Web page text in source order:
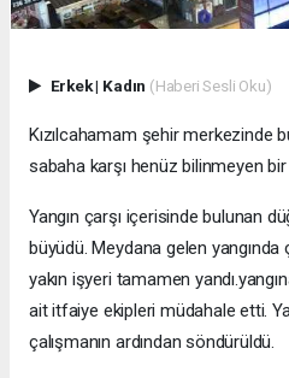
Erkek| Kadın (Haberi Sesli Oku)
Kızılcahamam şehir merkezinde
sabaha karşı henüz bilinmeyen bir
Yangın çarşı içerisinde bulunan
büyüdü. Meydana gelen
yakın işyeri tamamen
ait itfaiye ekipleri müdahale etti.
çalışmanın ardından söndürüldü.